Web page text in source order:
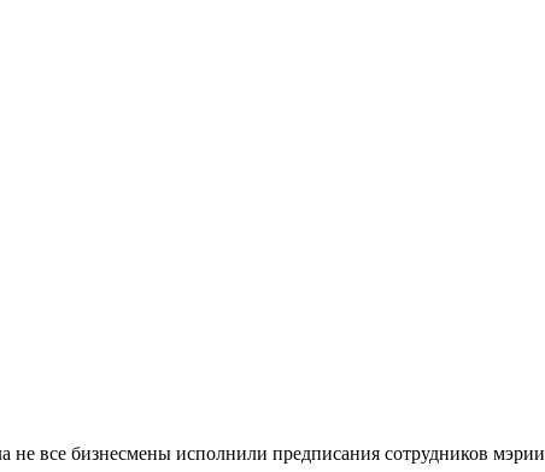
не все бизнесмены исполнили предписания сотрудников мэрии